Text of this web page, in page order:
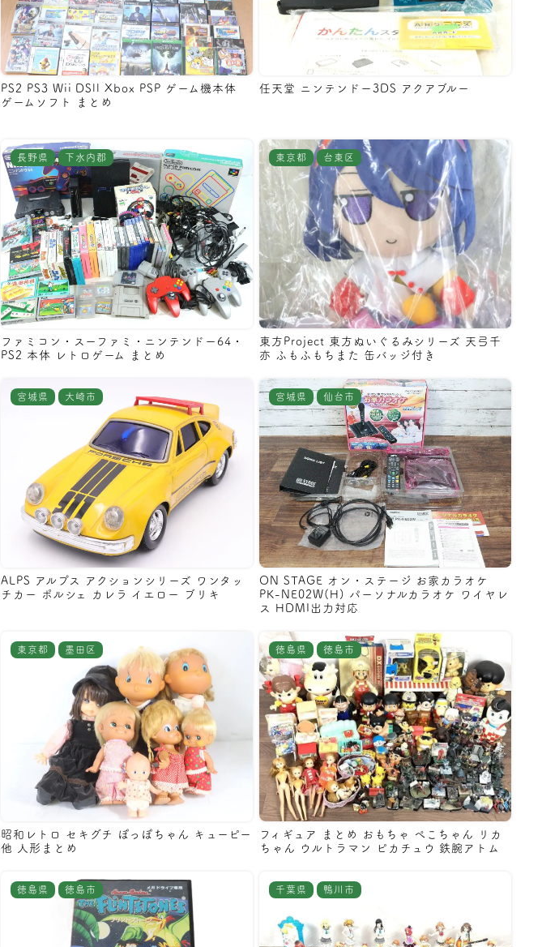
PS2 PS3 Wii DSll Xbox PSP ゲーム機本体
ゲームソフト まとめ
任天堂 ニンテンドー3DS アクアブルー
長野県 下水内郡
ファミコン・スーファミ・ニンテンドー64・
PS2 本体 レトロゲーム まとめ
東京都 台東区
東方Project 東方ぬいぐるみシリーズ 天弓千
亦 ふもふもちまた 缶バッジ付き
宮城県 大崎市
ALPS アルプス アクションシリーズ ワンタッ
チカー ポルシェ カレラ イエロー ブリキ
宮城県 仙台市
ON STAGE オン・ステージ お家カラオケ
PK-NE02W(H) パーソナルカラオケ ワイヤレ
ス HDMI出力対応
東京都 墨田区
昭和レトロ セキグチ ぽっぽちゃん キューピー
他 人形まとめ
徳島県 徳島市
フィギュア まとめ おもちゃ ぺこちゃん リカ
ちゃん ウルトラマン ピカチュウ 鉄腕アトム
徳島県 徳島市 千葉県 鴨川市